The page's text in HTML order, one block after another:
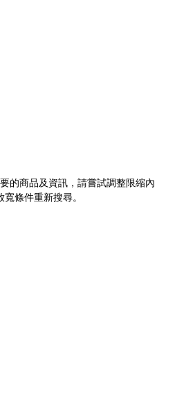
的商品及資訊，請嘗試調整限縮內
寬條件重新搜尋。